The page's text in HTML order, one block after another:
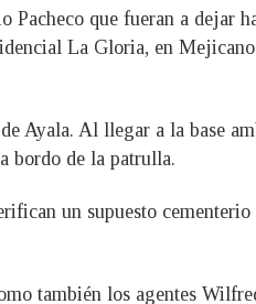
que fueran a dejar
La Gloria, en
Ayala. Al llegar a la base
bordo de la patrulla.
un supuesto
también los agentes